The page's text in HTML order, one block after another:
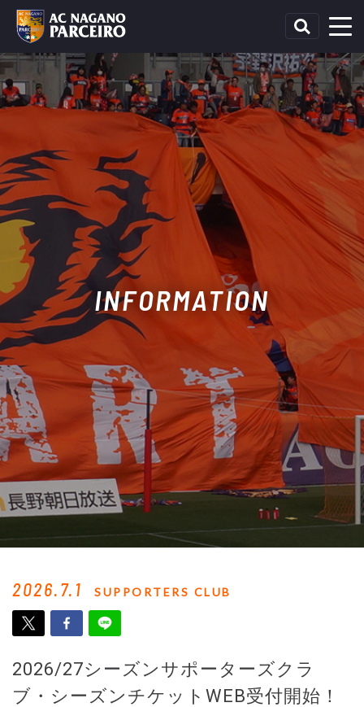
INFORMATION
2026.7.1 SUPPORTERS CLUB
2026/27シーズンサポーターズクラ
ブ・シーズンチケットWEB受付開始！